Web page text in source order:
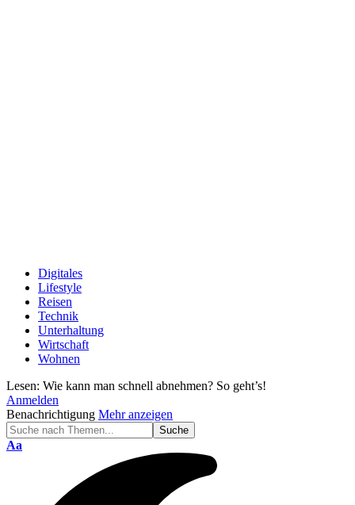
Digitales
Lifestyle
Reisen
Technik
Unterhaltung
Wirtschaft
Wohnen
Lesen: Wie kann man schnell abnehmen? So geht’s!
Anmelden
Benachrichtigung Mehr anzeigen
Schriftgröße
Aa